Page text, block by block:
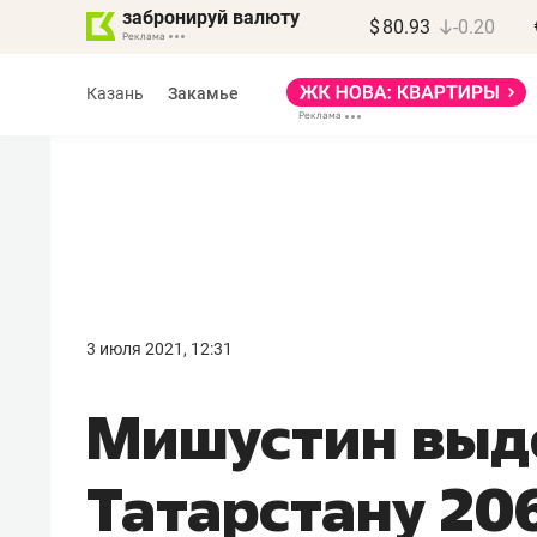
забронируй валюту $ 80.93 -0.20
Казань Закамье
3 июля 2021, 12:31
Мишустин
Татарстану
правил, бизнес может
потерять минимум